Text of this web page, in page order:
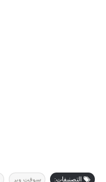
التصنيفات: سوفت وير